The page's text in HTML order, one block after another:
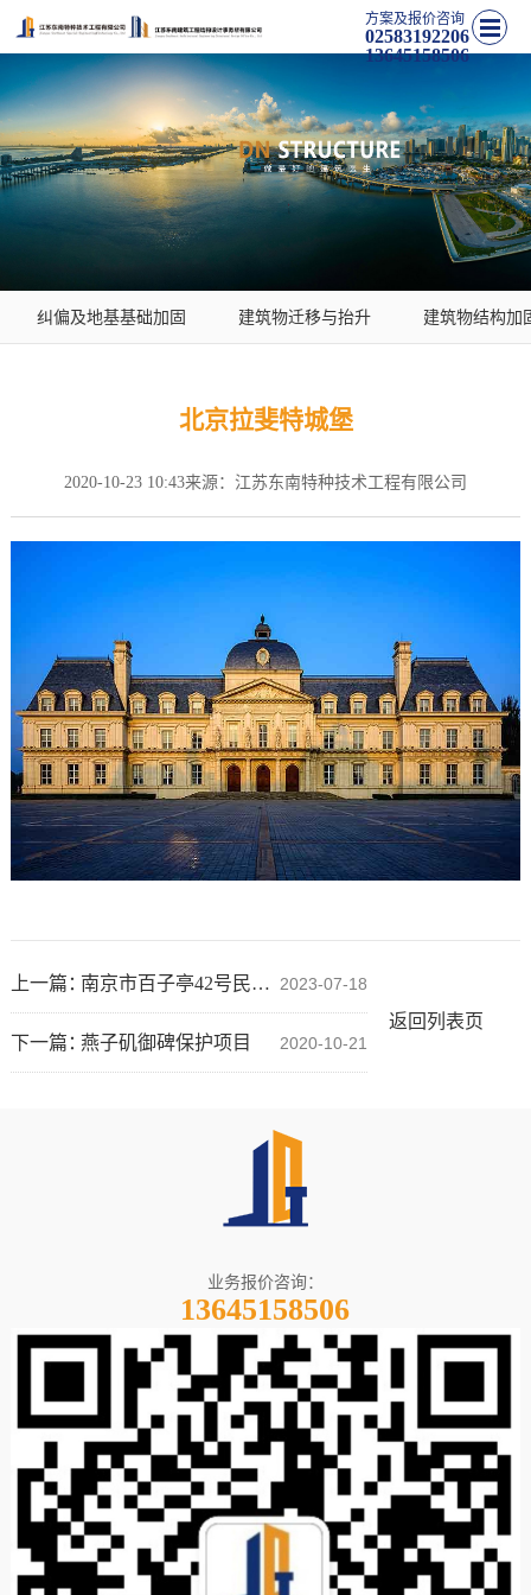
方案及报价咨询
02583192206
13645158506
纠偏及地基基础加固 建筑物迁移与抬升 建筑物结构加
北京拉斐特城堡
2020-10-23 10:43来源：江苏东南特种技术工程有限公司
上一篇： 南京市百子亭42号民国建筑群 2023-07-18
下一篇：燕子矶御碑保护项目 2020-10-21
返回列表页
业务报价咨询：
13645158506